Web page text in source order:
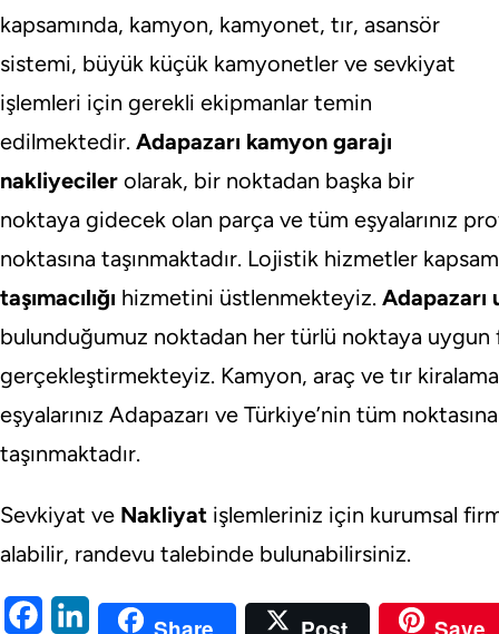
kapsamında, kamyon, kamyonet, tır, asansör
sistemi, büyük küçük kamyonetler ve sevkiyat
işlemleri için gerekli ekipmanlar temin
edilmektedir. Adapazarı kamyon garajı
nakliyeciler olarak, bir noktadan başka bir
noktaya gidecek olan parça ve tüm eşyalarınız
noktasına taşınmaktadır. Lojistik hizmetler
taşımacılığı hizmetini üstlenmekteyiz. Adapazarı
bulunduğumuz noktadan her türlü noktaya uygun
gerçekleştirmekteyiz. Kamyon, araç ve tır
eşyalarınız Adapazarı ve Türkiye’nin tüm
taşınmaktadır.
Sevkiyat ve Nakliyat işlemleriniz için kurumsal
alabilir, randevu talebinde bulunabilirsiniz.